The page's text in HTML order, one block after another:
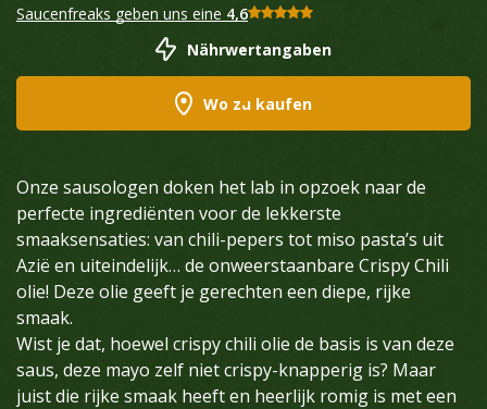
Saucenfreaks geben uns eine 4,6
Nährwertangaben
Wo zu kaufen
Onze sausologen doken het lab in opzoek naar de
perfecte ingrediënten voor de lekkerste
smaaksensaties: van chili-pepers tot miso pasta’s uit
Azië en uiteindelijk… de onweerstaanbare Crispy Chili
olie! Deze olie geeft je gerechten een diepe, rijke
smaak.
Wist je dat, hoewel crispy chili olie de basis is van deze
saus, deze mayo zelf niet crispy-knapperig is? Maar
juist die rijke smaak heeft en heerlijk romig is met een